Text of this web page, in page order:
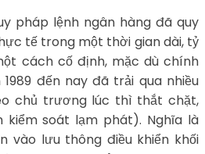
pháp lệnh ngân hàng đã quy
tế trong một thời gian dài, tỷ
cách cố định, mặc dù chính
đến nay đã trải qua nhiều
chủ trương lúc thì thắt chặt,
kiểm soát lạm phát). Nghĩa là
vào lưu thông điều khiển khối